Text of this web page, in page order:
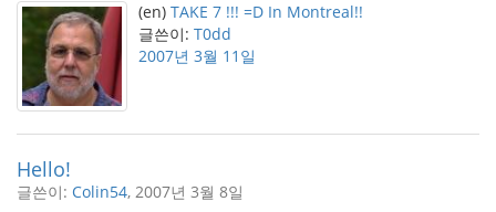
(en) TAKE 7 !!! =D In Montreal!!
글쓴이: T0dd
2007년 3월 11일
Hello!
글쓴이: Colin54, 2007년 3월 8일